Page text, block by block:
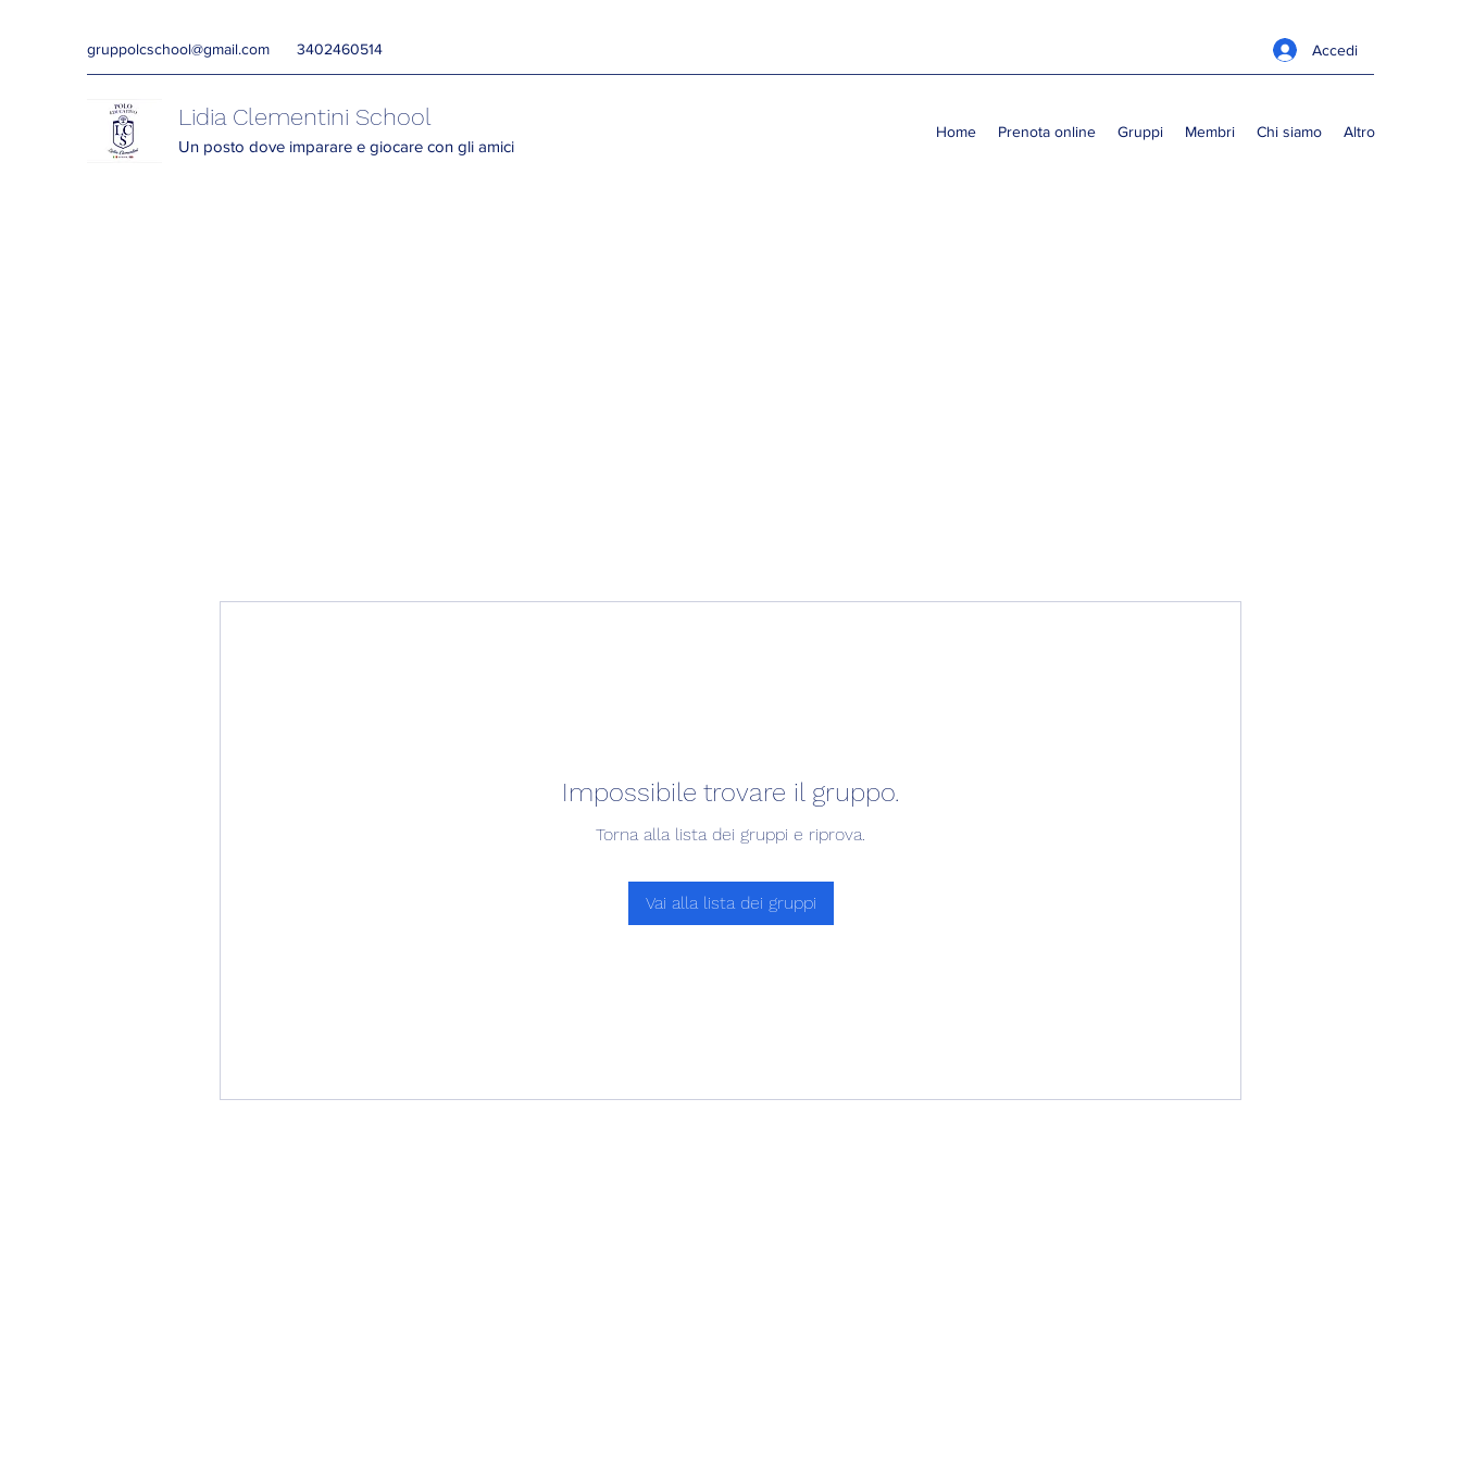
gruppolcschool@gmail.com 3402460514 Accedi
Lidia Clementini School
Un posto dove imparare e giocare con gli amici
Home Prenota online Gruppi Membri Chi siamo Altro
Impossibile trovare il gruppo.
Torna alla lista dei gruppi e riprova.
Vai alla lista dei gruppi